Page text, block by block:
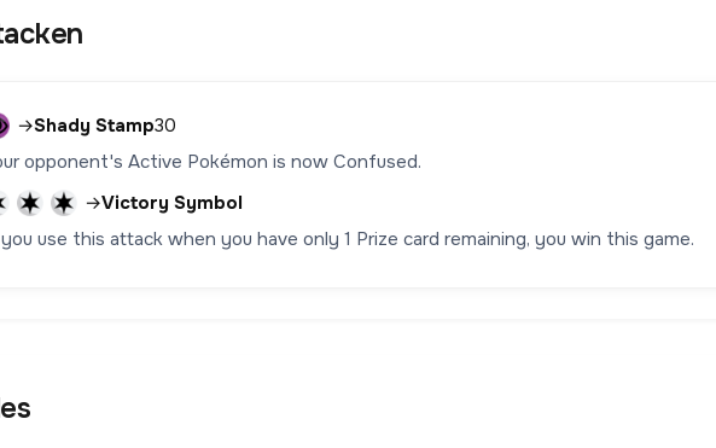
→Shady Stamp30
opponent's Active Pokémon is now Confused.
→Victory Symbol
use this attack when you have only 1 Prize card remaining, you win this game.